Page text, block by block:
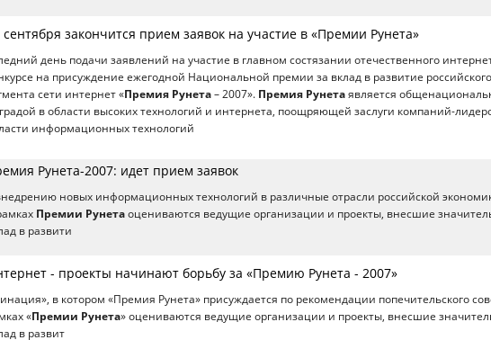
сентября закончится прием заявок на участие в «Премии Рунета»
день подачи заявлений на участие в главном состязании отечественного
на присуждение ежегодной Национальной премии за вклад в развитие российского
сети интернет «Премия Рунета – 2007». Премия Рунета является
в области высоких технологий и интернета, поощряющей заслуги компаний-
информационных технологий
Рунета-2007: идет прием заявок
новых информационных технологий в различные отрасли российской
Премии Рунета оцениваются ведущие организации и проекты, внесшие
в развити
- проекты начинают борьбу за «Премию Рунета - 2007»
в котором «Премия Рунета» присуждается по рекомендации попечительского
«Премии Рунета» оцениваются ведущие организации и проекты, внесшие
в развит